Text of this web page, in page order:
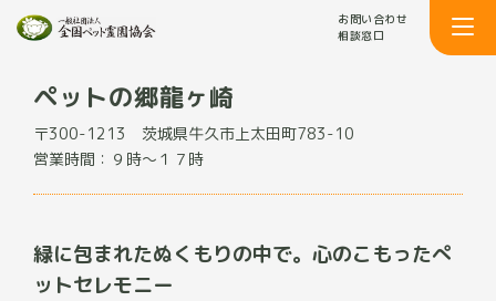
お問い合わせ
相談窓口
ペットの郷龍ヶ崎
〒300-1213
茨城県牛久市上太田町783-10
営業時間：９時～１７時
緑に包まれたぬくもりの中で。心のこもったぺ
ットセレモニー